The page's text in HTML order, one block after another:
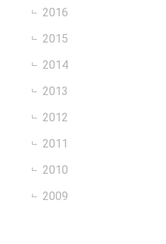
2016
2015
2014
2013
2012
2011
2010
2009